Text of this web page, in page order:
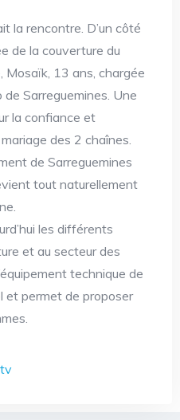
la rencontre. D’un côté
de la couverture du
Mosaïk, 13 ans, chargée
de Sarreguemines. Une
la confiance et
des 2 chaînes.
de Sarreguemines
tout naturellement
les différents
et au secteur des
technique de
et permet de proposer